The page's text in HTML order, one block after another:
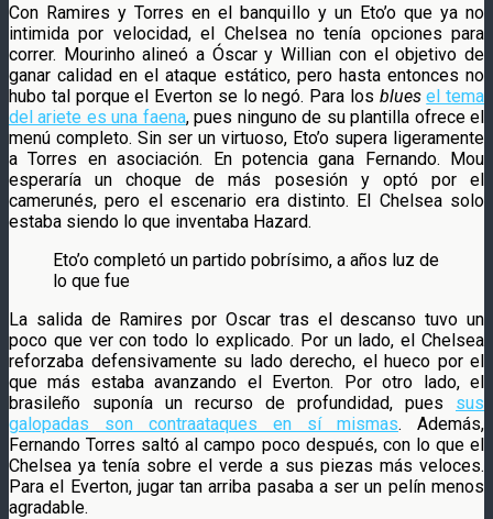
Con Ramires y Torres en el banquillo y un Eto’o que ya no
intimida por velocidad, el Chelsea no tenía opciones para
correr. Mourinho alineó a Óscar y Willian con el objetivo de
ganar calidad en el ataque estático, pero hasta entonces no
hubo tal porque el Everton se lo negó. Para los blues el tema
del ariete es una faena, pues ninguno de su plantilla ofrece el
menú completo. Sin ser un virtuoso, Eto’o supera ligeramente
a Torres en asociación. En potencia gana Fernando. Mou
esperaría un choque de más posesión y optó por el
camerunés, pero el escenario era distinto. El Chelsea solo
estaba siendo lo que inventaba Hazard.
Eto’o completó un partido pobrísimo, a años luz de
lo que fue
La salida de Ramires por Oscar tras el descanso tuvo un
poco que ver con todo lo explicado. Por un lado, el Chelsea
reforzaba defensivamente su lado derecho, el hueco por el
que más estaba avanzando el Everton. Por otro lado, el
brasileño suponía un recurso de profundidad, pues sus
galopadas son contraataques en sí mismas. Además,
Fernando Torres saltó al campo poco después, con lo que el
Chelsea ya tenía sobre el verde a sus piezas más veloces.
Para el Everton, jugar tan arriba pasaba a ser un pelín menos
agradable.